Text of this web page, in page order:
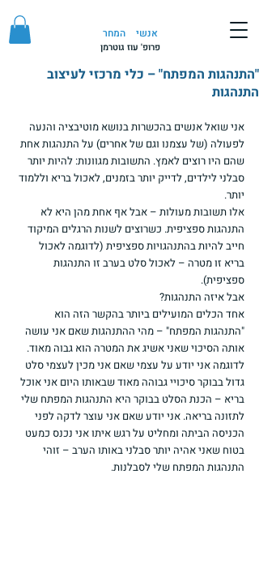
אנשי המחר
פרופ' עוז גוטרמן
"התנהגות המפתח" – כלי מרכזי לעיצוב
התנהגות
אני שואל אנשים בהכשרות בנושא מוטיבציה והנעה
לפעולה (של עצמנו וגם של אחרים) על התנהגות אחת
שהם היו רוצים לאמץ. התשובות מגוונות: להיות יותר
סבלני לילדים, לדייק יותר בזמנים, לאכול בריא וללמוד
יותר.
אלו תשובות מעולות – אבל אף אחת מהן היא לא
התנהגות ספציפית. כשרוצים לשנות הרגלים המיקוד
חייב להיות בהתנהגויות ספציפית (לדוגמה לאכול
בריא זו מטרה – לאכול סלט בערב זו התנהגות
ספציפית).
אבל איזה התנהגות?
אחד הכלים המועילים ביותר בהקשר הזה הוא
"התנהגות המפתח" – מהי ההתנהגות שאם אני עושה
אותה הסיכוי שאני אשיג את המטרה הוא גבוה מאוד.
לדוגמה אני יודע על עצמי שאם אני מכין לעצמי סלט
גדול בבוקר סיכויי גבוהה מאוד שבאותו היום אני אוכל
בריא – הכנת הסלט בבוקר היא התנהגות המפתח שלי
לתזונה בריאה. אני יודע שאם אני עוצר לדקה לפני
הכניסה הביתה ומחליט על רגש איתו אני נכנס כמעט
בטוח שאני אהיה יותר סבלני באותו הערב – זוהי
התנהגות המפתח שלי לסבלנות.